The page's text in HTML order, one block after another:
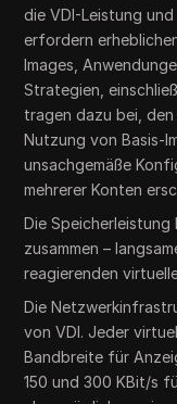
die VDI-Leistung
erfordern
Images,
Strategien,
tragen dazu bei,
Nutzung von Basis-
unsachgemäße
mehrerer Konten
Die
zusammen –
reagierenden
Die
von VDI. Jeder
Bandbreite für
150 und 300 KBit/s